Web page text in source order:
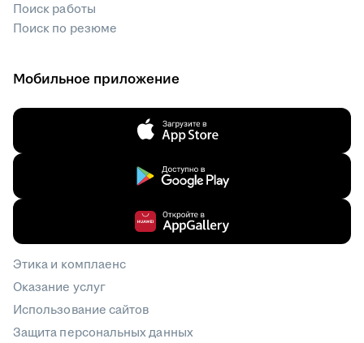
Поиск работы
Поиск по резюме
Мобильное приложение
Этика и комплаенс
Оказание услуг
Использование сайтов
Защита персональных данных